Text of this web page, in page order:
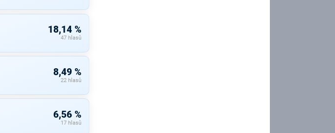
18,14 %
47 hlasů
8,49 %
22 hlasů
6,56 %
17 hlasů